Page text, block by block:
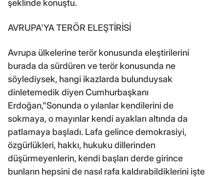
şeklinde konuştu.
AVRUPA'YA TERÖR ELEŞTİRİSİ
Avrupa ülkelerine terör konusunda eleştirilerini
burada da sürdüren ve terör konusunda ne
söylediysek, hangi ikazlarda bulunduysak
dinletemedik diyen Cumhurbaşkanı
Erdoğan,"Sonunda o yılanlar kendilerini de
sokmaya, o mayınlar kendi ayakları altında da
patlamaya başladı. Lafa gelince demokrasiyi,
özgürlükleri, hakkı, hukuku dillerinden
düşürmeyenlerin, kendi başları derde girince
bunların hepsini de nasıl rafa kaldırabildiklerini işte